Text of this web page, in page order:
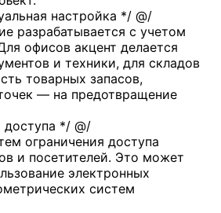
настройка */ @/
разрабатывается с учетом
офисов акцент делается
и техники, для складов
товарных запасов,
— на предотвращение
доступа */ @/
ограничения доступа
и посетителей. Это может
электронных
систем